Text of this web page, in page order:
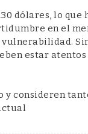
dólares, lo que
en el
estar
consideren